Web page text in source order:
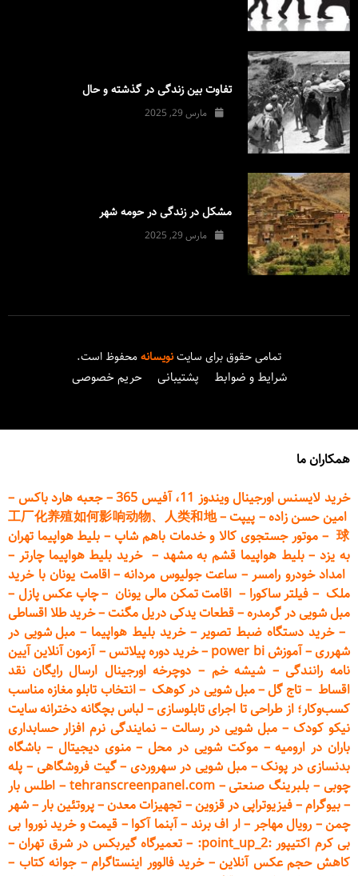
تفاوت بین زندگی در گذشته و حال
مارس 29, 2025
مشکل در زندگی در حومه شهر
مارس 29, 2025
تمامی حقوق برای سایتنویسانهمحفوظ است.
شرایط و ضوابط پشتیبانی حریم خصوصی
همکاران ما
خرید لایسنس اورجینال ویندوز 11، آفیس 365
–جعبه هارد باکس –
امین حسن زاده– پیپت–
工厂化养殖如何影响动物、人类和地
球
– موتور جستجوی کالا و خدمات باهم شاپ– بلیط هواپیما تهران
به یزد–بلیط هواپیما قشم به مشهد –خرید بلیط هواپیما چارتر –
امداد خودرو رامسر– ساعت جولیوس مردانه–اقامت یونان با خرید
ملک – فیلتر ساکورا – اقامت تمکن مالی یونان –چاپ عکس پازل –
مبل شویی در گرمدره–قطعاتیدکی دریل مگنت–خرید طلا اقساطی
–خرید دستگاه ضبط تصویر–خرید بلیط هواپیما –مبل شویی در
شهرری–آموزش power bi –خرید دورهپیلاتس–آزمون آنلاین آیین
نامه رانندگی– شیشه خم – دوچرخه اورجینال ارسال رایگان نقد
اقساط – تاج گل–مبل شویی در کوهک–انتخاب تابلو مغازه مناسب
کسب‌وکار؛ از طراحی تا اجرای تابلوسازی– لباس بچگانه دخترانه سایت
نیکو کودک – مبل شویی در رسالت – نمایندگی نرم افزار حسابداری
باران در ارومیه–موکت شویی در محل–منوی دیجیتال – باشگاه
بدنسازی در پونک–مبل شویی در سهروردی–گیت فروشگاهی – پله
چوبی – بلبرینگ صنعتی–
tehranscreenpanel.com
–اطلس بار
–بیوگرام–فیزیوتراپی در قزوین– تجهیزات معدن–پروتئین بار–شهر
چمن– رویال مهاجر –ار اف برند –آبنما آکوا – قیمت و خرید نوروا بی
بی کرم اکتیپور :point_up_2:
– تعمیرگاه گیربکس در شرق تهران–
کاهش حجم عکس آنلاین–خرید فالوور اینستاگرام–جوانه کتاب –